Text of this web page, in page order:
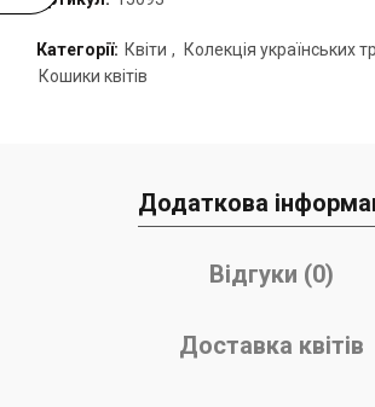
Категорії: Квіти , Колекція українських
Кошики квітів
Додаткова
Відгуки (0)
Доставка квітів